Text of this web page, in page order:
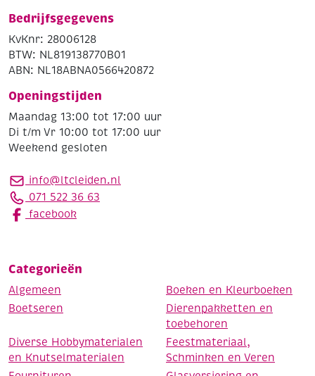
Bedrijfsgegevens
KvKnr: 28006128
BTW: NL819138770B01
ABN: NL18ABNA0566420872
Openingstijden
Maandag 13:00 tot 17:00 uur
Di t/m Vr 10:00 tot 17:00 uur
Weekend gesloten
info@ltcleiden.nl
071 522 36 63
facebook
Categorieën
Algemeen
Boeken en Kleurboeken
Boetseren
Dierenpakketten en
toebehoren
Diverse Hobbymaterialen
en Knutselmaterialen
Feestmateriaal,
Schminken en Veren